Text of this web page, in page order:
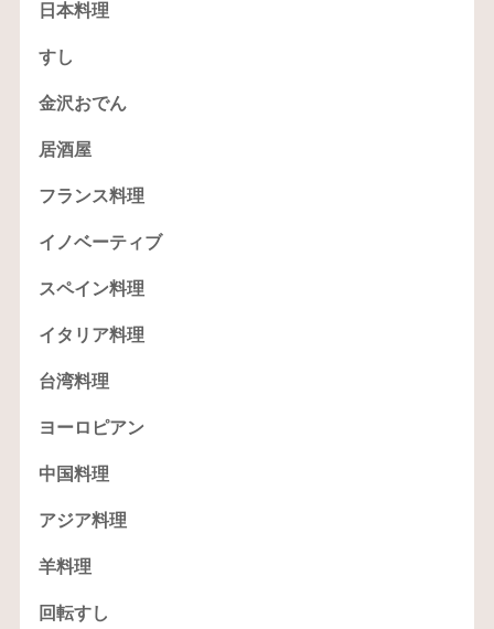
日本料理
すし
金沢おでん
居酒屋
フランス料理
イノベーティブ
スペイン料理
イタリア料理
台湾料理
ヨーロピアン
中国料理
アジア料理
羊料理
回転すし